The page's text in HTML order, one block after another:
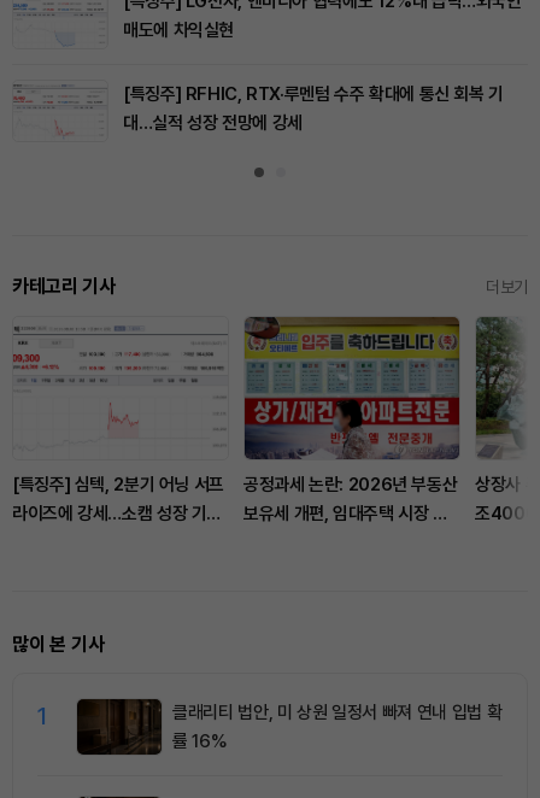
매도에 차익실현
[특징주] RFHIC, RTX·루멘텀 수주 확대에 통신 회복 기
대…실적 성장 전망에 강세
카테고리 기사 더보기
[특징주] 심텍, 2분기 어닝 서프
라이즈에 강세…소캠 성장 기대
공정과세 논란: 2026년 부동산
보유세 개편, 임대주택 시장 비
상장사
조4000
많이 본 기사
1
클래리티 법안, 미 상원 일정서 빠져 연내 입법 확
률 16%